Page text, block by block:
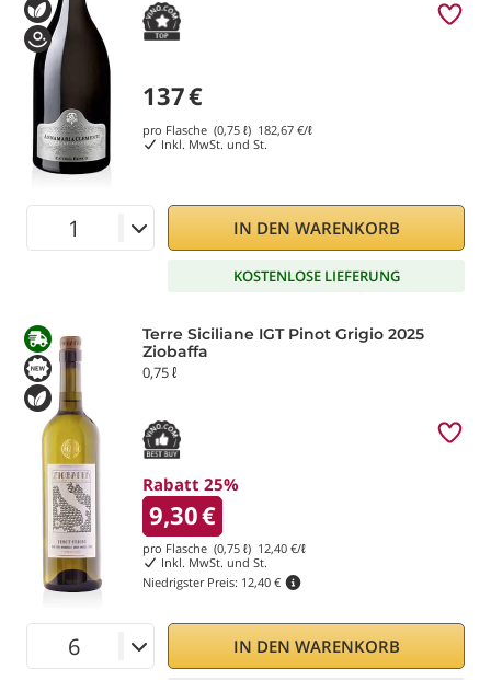
137€
pro Flasche (0,75 ℓ) 182,67 €/ℓ
Inkl. MwSt. und St.
IN DEN WARENKORB
KOSTENLOSE LIEFERUNG
Terre Siciliane IGT Pinot Grigio 2025
Ziobaffa
0,75 ℓ
Rabatt 25%
9,30€
pro Flasche (0,75 ℓ) 12,40 €/ℓ
Inkl. MwSt. und St.
Niedrigster Preis: 12,40 €
IN DEN WARENKORB